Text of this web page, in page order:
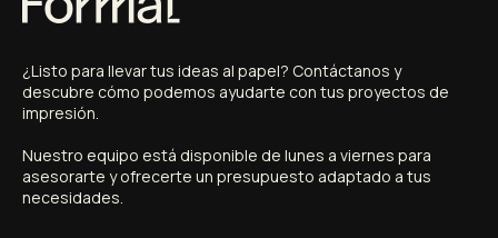
¿Listo para llevartus ideas al papel? Contáctanos y
descubre cómo podemos ayudarte con tus proyectos de
impresión.
Nuestro equipo está disponible de lunes a viernes para
asesorarte yofrecerte un presupuesto adaptado a tus
necesidades.